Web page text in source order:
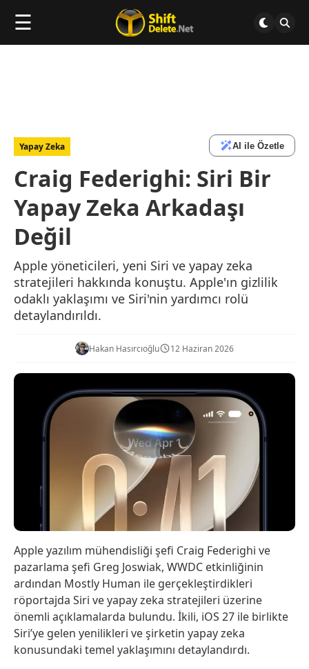
☰
Yapay Zeka AI ile Özetle
Craig Federighi: Siri Bir
Yapay Zeka Arkadaşı
Değil
Apple yöneticileri, yeni Siri ve yapay zeka
stratejileri hakkında konuştu. Apple'ın gizlilik
odaklı yaklaşımı ve Siri'nin yardımcı rolü
detaylandırıldı.
Hakan Hasırcıoğlu 12 Haziran 2026
Apple yazılım mühendisliği şefi Craig Federighi ve
pazarlama şefi Greg Joswiak, WWDC etkinliğinin
ardından Mostly Human ile gerçekleştirdikleri
röportajda Siri ve yapay zeka stratejileri üzerine
önemli açıklamalarda bulundu. İkili, iOS 27 ile birlikte
Siri’ye gelen yenilikleri ve şirketin yapay zeka
konusundaki temel yaklaşımını detaylandırdı.